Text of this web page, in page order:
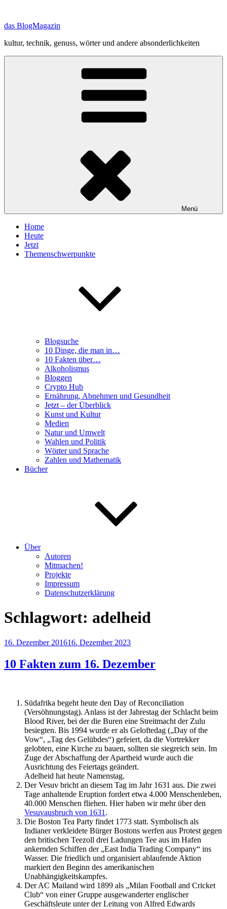
springen
das BlogMagazin
kultur, technik, genuss, wörter und andere absonderlichkeiten
Menü
Home
Heute
Jetzt
Themenschwerpunkte
Blogsuche
10 Dinge, die man in…
10 Fakten über…
Alkoholismus
Bloggen
Crypto Hub
Ernährung, Abnehmen und Gesundheit
Jetzt – der Überblick
Kunst und Kultur
Medien
Natur und Umwelt
Wahlen und Politik
Wörter und Sprache
Zahlen und Mathematik
Bücher
Über
Autoren
Mitmachen!
Projekte
Impressum
Datenschutzerklärung
Schlagwort: adelheid
Veröffentlicht
16. Dezember 201616. Dezember 2023
10 Fakten zum 16. Dezember
Südafrika begeht heute den Day of Reconciliation
(Versöhnungstag). Anlass ist der Jahrestag der Schlacht beim
Blood River, bei der die Buren eine Streitmacht der Zulu
besiegten. Bis 1994 wurde er als Geloftedag („Day of the
Vow“, „Tag des Gelübdes“) gefeiert, da die Vortrekker
gelobten, eine Kirche zu bauen, sollten sie siegreich sein. Im
Zuge der Abschaffung der Apartheid wurde auch die
Ausrichtung des Feiertags geändert.
Adelheid hat heute Namenstag.
Der Vesuv bricht an diesem Tag im Jahr 1631 aus. Die zwei
Tage anhaltende Eruption fordert etwa 4.000 Menschenleben,
40.000 Menschen fliehen. Hier haben wir mehr über den
Vesuvausbruch von 1631 .
Die Boston Tea Party findet 1773 statt. Symbolisch als
Indianer verkleidete Bürger Bostons werfen aus Protest gegen
den britischen Teezoll drei Ladungen Tee aus im Hafen
ankernden Schiffen der „East India Trading Company“ ins
Wasser. Die friedlich und organisiert ablaufende Aktion
markiert den Beginn des amerikanischen
Unabhängigkeitskampfes.
Der AC Mailand wird 1899 als „Milan Football and Cricket
Club“ von einer Gruppe ausgewanderter englischer
Geschäftsleute unter der Leitung von Alfred Edwards